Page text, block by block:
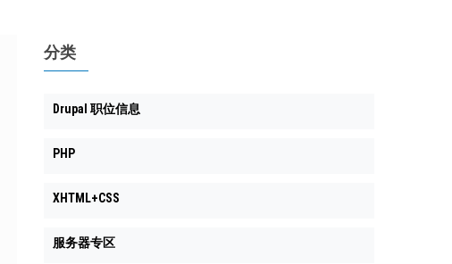
分类
Drupal 职位信息
PHP
XHTML+CSS
服务器专区